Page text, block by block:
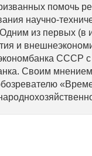
помочь
научно-
из первых (в
и
СССР с
Своим